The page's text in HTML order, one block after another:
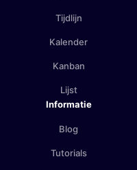
Tijdlijn
Kalender
Kanban
Lijst
Informatie
Blog
Tutorials